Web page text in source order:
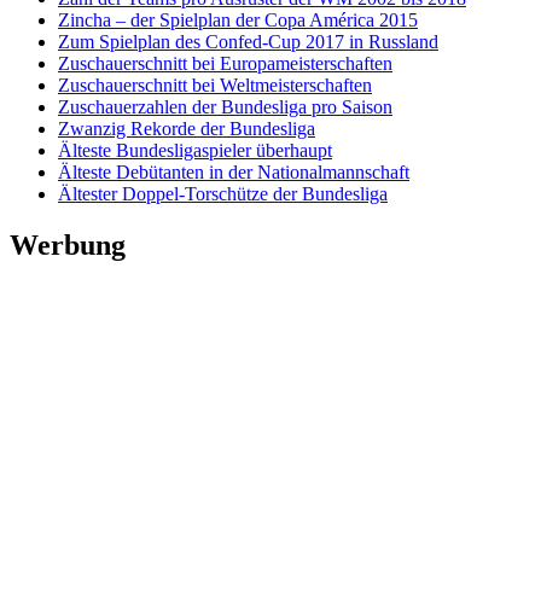
Zincha – der Spielplan der Copa América 2015
Zum Spielplan des Confed-Cup 2017 in Russland
Zuschauerschnitt bei Europameisterschaften
Zuschauerschnitt bei Weltmeisterschaften
Zuschauerzahlen der Bundesliga pro Saison
Zwanzig Rekorde der Bundesliga
Älteste Bundesligaspieler überhaupt
Älteste Debütanten in der Nationalmannschaft
Ältester Doppel-Torschütze der Bundesliga
Werbung